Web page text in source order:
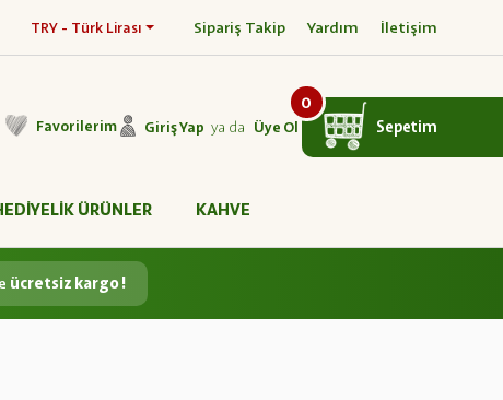
TRY - Türk Lirası Sipariş Takip Yardım İletişim
Favorilerim Giriş Yap ya da Üye Ol
0
Sepetim
ÜRÜNLER KAHVE
ücretsiz kargo !